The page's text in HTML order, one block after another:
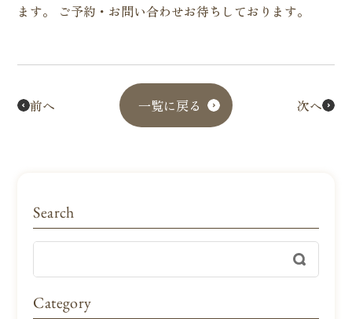
ます。 ご予約・お問い合わせお待ちしております。
前へ 一覧に戻る 次へ
Search
Category